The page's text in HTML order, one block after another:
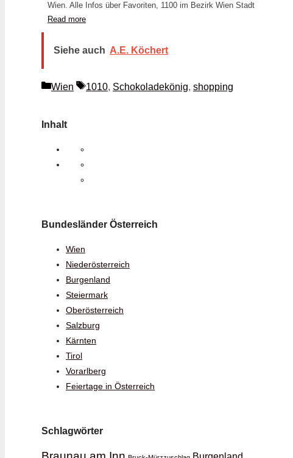
Wien. Alle Infos über Favoriten, 1100 im Bezirk Wien Stadt
Read more
Siehe auch A.E. Köchert
Kategorien
Wien Schlagwörter
1010, Schokoladekönig, shopping
Inhalt
Bundesländer Österreich
Wien
Niederösterreich
Burgenland
Steiermark
Oberösterreich
Salzburg
Kärnten
Tirol
Vorarlberg
Feiertage in Österreich
Schlagwörter